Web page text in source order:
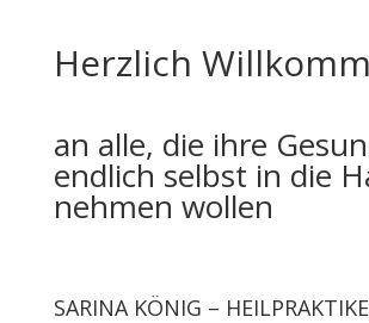
Herzlich
an alle, die ihre
endlich selbst in die
nehmen wollen
SARINA KÖNIG –